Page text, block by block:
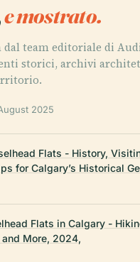
e mostrato.
dal team editoriale di
storici, archivi
2025
Flats - History,
for Calgary’s Historical
Flats in Calgary -
More, 2024,